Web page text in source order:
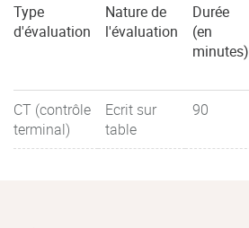
Type
d'évaluation
Nature de
l'évaluation
Durée
(en
minutes)
CT (contrôle
terminal)
Ecrit sur
table
90